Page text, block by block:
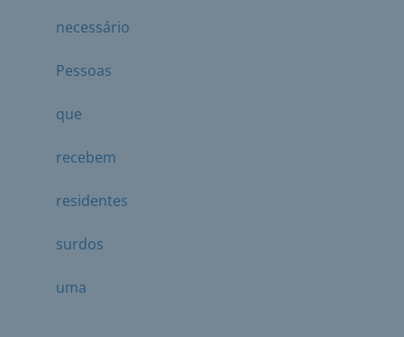
necessário
Pessoas
que
recebem
residentes
surdos
uma